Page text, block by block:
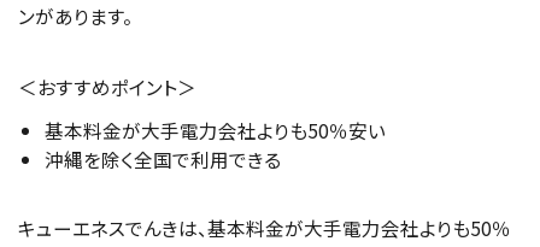
ンがあります。
＜おすすめポイント＞
基本料金が大手電力会社よりも50％安い
沖縄を除く全国で利用できる
キューエネスでんきは、基本料金が大手電力会社よりも50％